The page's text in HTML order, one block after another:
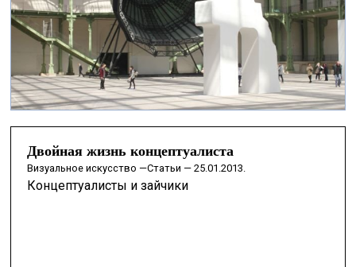
Двойная жизнь концептуалиста
визуальное искусство —Статьи — 25.01.2013.
Концептуалисты и зайчики